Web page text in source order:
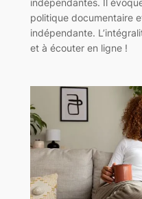
politique documentaire
indépendante.
et à écouter en ligne !